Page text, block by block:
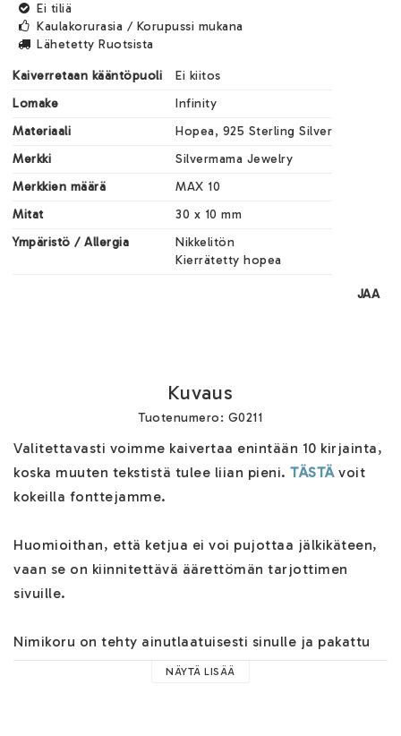
Ei tiliä
Kaulakorurasia / Korupussi mukana
Lähetetty Ruotsista
Kaiverretaan kääntöpuoli
Ei kiitos
Lomake
Infinity
Materiaali
Hopea, 925 Sterling Silver
Merkki
Silvermama Jewelry
Merkkien määrä
MAX 10
Mitat
30 x 10 mm
Ympäristö / Allergia
Nikkelitön
Kierrätetty hopea
JAA
Kuvaus
Tuotenumero: G0211
Valitettavasti voimme kaivertaa enintään 10 kirjainta,
koska muuten tekstistä tulee liian pieni. TÄSTÄ voit
kokeilla fonttejamme.
Huomioithan, että ketjua ei voi pujottaa jälkikäteen,
vaan se on kiinnitettävä äärettömän tarjottimen
sivuille.
Nimikoru on tehty ainutlaatuisesti sinulle ja pakattu
kauniiseen korurasiaan. Useita lähetysvaihtoehtoja
NÄYTÄ LISÄÄ